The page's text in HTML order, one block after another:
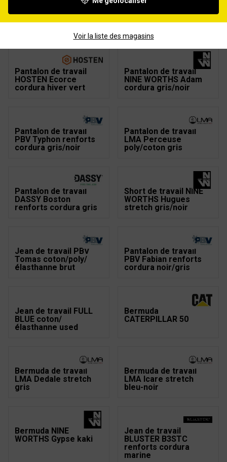
Pantalon de travail
HOSTEN Ecorce
cordura hiver vert
Pantalon de travail
NINE WORTHS Adam
cordura gris/noir
Pantalon de travail
PBV Typhon renforts
cordura gris/noir
Pantalon de travail
LMA Perceuse
poly/coton gris
Pantalon de travail
DASSY Boston
renforts cordura gris
Short de travail NINE
WORTHS Hugues
stretch gris/noir
Jean de travail PBV
Tomas coton/poly/
élasthanne brut
Pantalon de travail
PBV Fabian renforts
cordura noir/gris
Jean de travail FULL
BLUE coton/
élasthanne used
Bermuda
CATERPILLAR 50
Bermuda de travail
LMA Dedale stretch
gris
Bermuda de travail
LMA Icare stretch
bleu-noir
Bermuda NINE
WORTHS Gypse kaki
Jean de travail
BLUSTER B3STC
renforts cordura
marine
Voir la liste des magasins